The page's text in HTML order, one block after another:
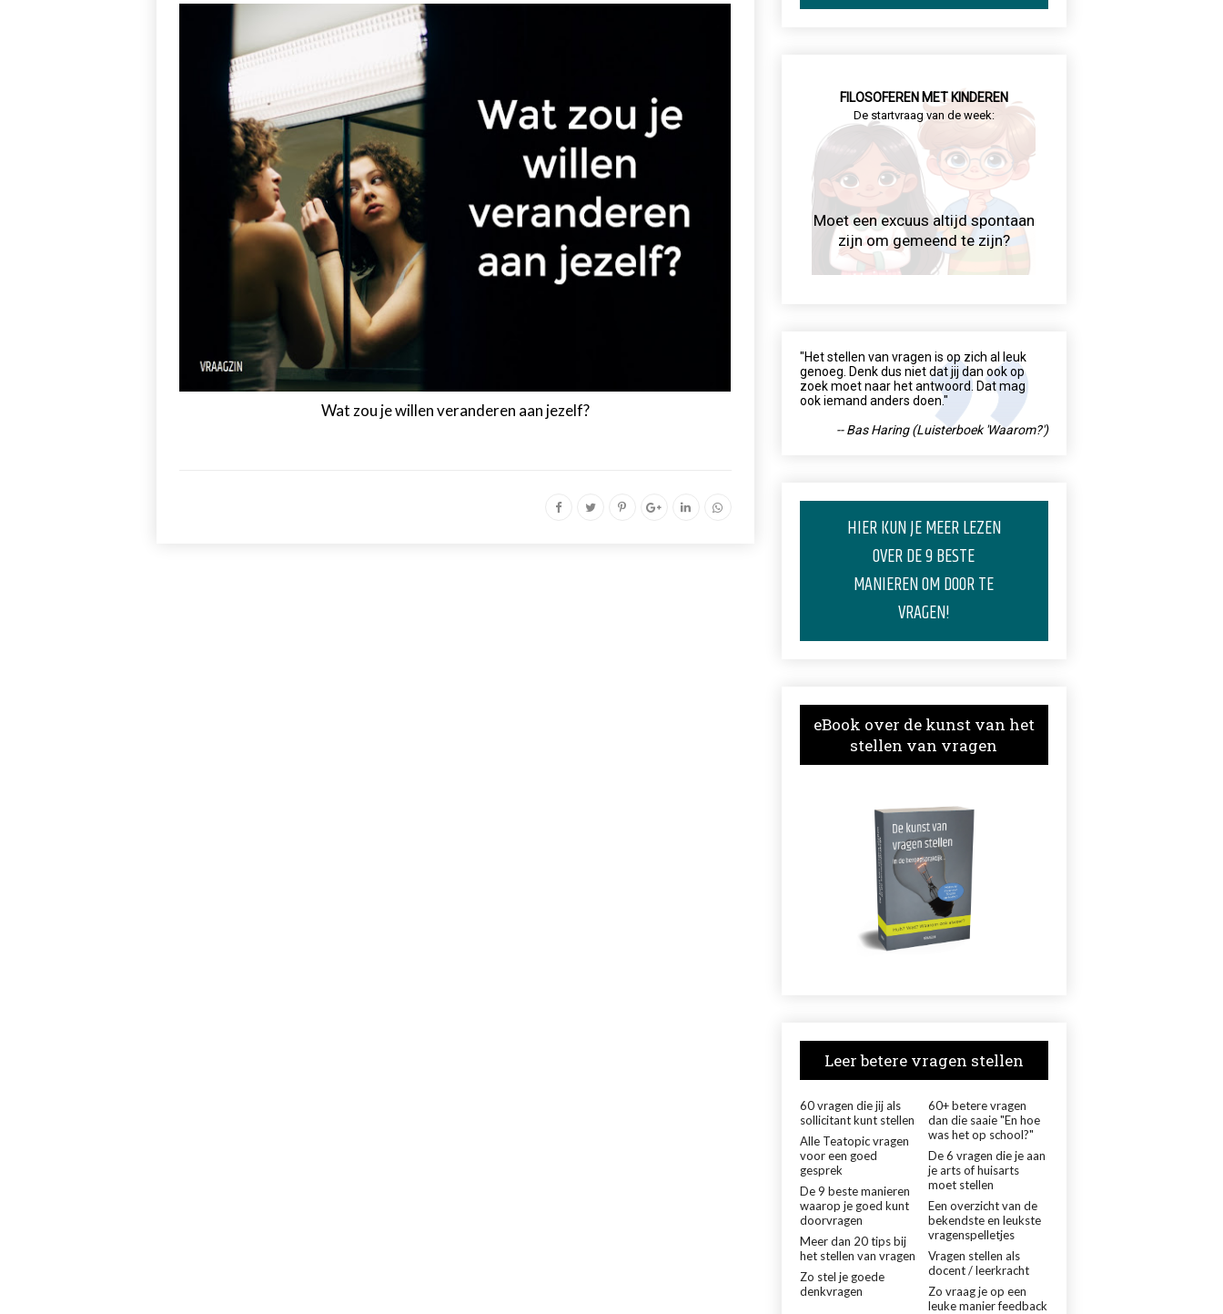
Wat zou je willen veranderen aan jezelf?
FILOSOFEREN MET KINDEREN
De startvraag van de week:
Moet een excuus altijd spontaan
zijn om gemeend te zijn?
"Het stellen van vragen is op zich al leuk
genoeg. Denk dus niet dat jij dan ook op
zoek moet naar het antwoord. Dat mag
ook iemand anders doen."
-- Bas Haring (Luisterboek 'Waarom?')
HIER KUN JE MEER LEZEN
OVER DE 9 BESTE
MANIEREN OM DOOR TE
VRAGEN!
eBook over de kunst van het
stellen van vragen
Leer betere vragen stellen
60 vragen die jij als
sollicitant kunt stellen
60+ betere vragen
dan die saaie "En hoe
was het op school?"
Alle Teatopic vragen
voor een goed
gesprek
De 6 vragen die je aan
je arts of huisarts
moet stellen
De 9 beste manieren
waarop je goed kunt
doorvragen
Een overzicht van de
bekendste en leukste
vragenspelletjes
Meer dan 20 tips bij
het stellen van vragen
Vragen stellen als
docent / leerkracht
Zo stel je goede
denkvragen
Zo vraag je op een
leuke manier feedback